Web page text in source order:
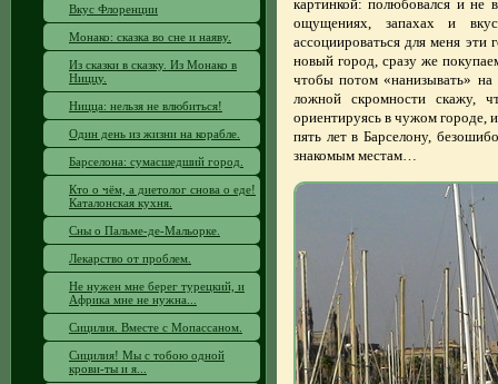
Вкус Флоренции
Монако: сказка во сне и наяву.
Из сказки в сказку. Из Монако в
Ниццу.
Ницца: нельзя не влюбиться!
Один день из жизни на корабле.
Барселона: сумасшедший город.
Кто о чём, а диетолог снова о еде!
Каталонская кухня.
Сны о Пальме-де-Мальорке.
Лекарство от проблем.
Не нужен мне берег турецкий, и
Африка мне не нужна...
Сицилия. Вместе с Мопассаном.
Сицилия! Мы с тобою одной
крови-ты и я...
картинкой: полюбовался и не
ощущениях, запахах и
ассоциироваться для меня
новый город, сразу же
чтобы потом «нанизывать» на
ложной скромности скажу,
ориентируясь в чужом городе,
пять лет в Барселону,
знакомым местам…